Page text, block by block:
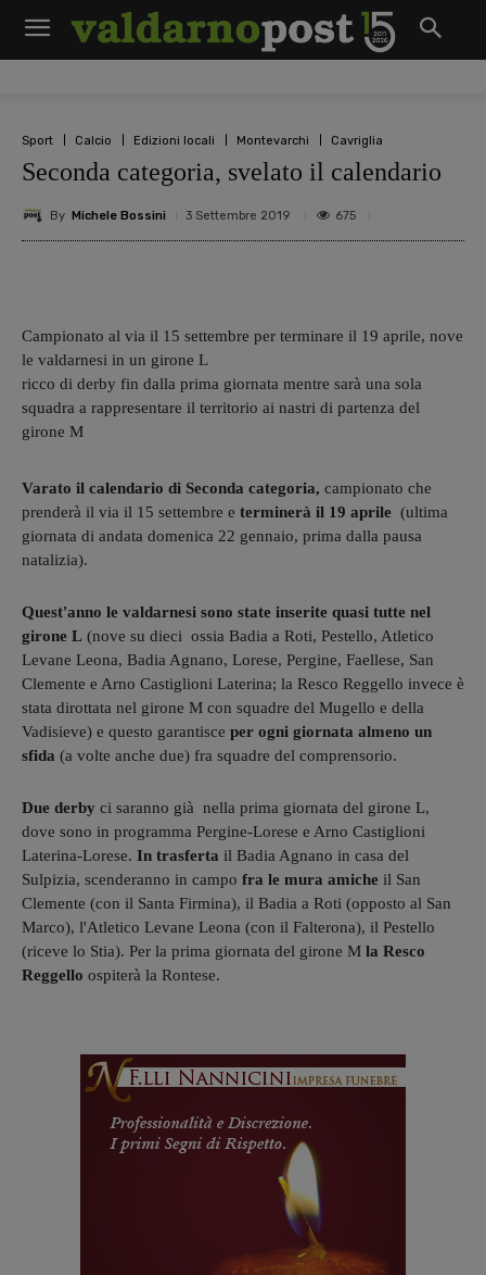
Sport Calcio Edizioni locali Montevarchi Cavriglia
Seconda categoria, svelato il calendario
By Michele Bossini 3 Settembre 2019 675
Campionato al via il 15 settembre per terminare il 19 aprile, nove
le valdarnesi in un girone L
ricco di derby fin dalla prima giornata mentre sarà una sola
squadra a rappresentare il territorio ai nastri di partenza del
girone M
Varato il calendario di Seconda categoria, campionato che
prenderà il via il 15 settembre e terminerà il 19 aprile (ultima
giornata di andata domenica 22 gennaio, prima dalla pausa
natalizia).
Quest'anno le valdarnesi sono state inserite quasi tutte nel
girone L (nove su dieci ossia Badia a Roti, Pestello, Atletico
Levane Leona, Badia Agnano, Lorese, Pergine, Faellese, San
Clemente e Arno Castiglioni Laterina; la Resco Reggello invece è
stata dirottata nel girone M con squadre del Mugello e della
Vadisieve) e questo garantisce per ogni giornata almeno un
sfida (a volte anche due) fra squadre del comprensorio.
Due derby ci saranno già nella prima giornata del girone L,
dove sono in programma Pergine-Lorese e Arno Castiglioni
Laterina-Lorese. In trasferta il Badia Agnano in casa del
Sulpizia, scenderanno in campo fra le mura amiche il San
Clemente (con il Santa Firmina), il Badia a Roti (opposto al San
Marco), l'Atletico Levane Leona (con il Falterona), il Pestello
(riceve lo Stia). Per la prima giornata del girone M la Resco
Reggello ospiterà la Rontese.